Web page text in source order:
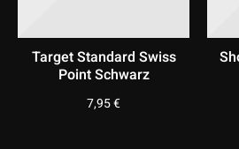
Target Standard Swiss
Point Schwarz
7,95€